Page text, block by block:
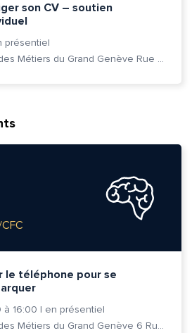
son CV – soutien
présentiel
Cité des Métiers du Grand Genève Rue Prévost-Martin 6 1205 Genève
le téléphone pour se
à 16:00 | en présentiel
Cité des Métiers du Grand Genève 6 Rue Prévost-Martin 1205 Genève